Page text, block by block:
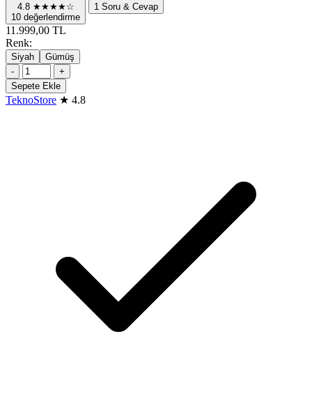
4.8 ★★★★☆
10 değerlendirme
1 Soru & Cevap
11.999,00 TL
Renk:
Siyah
Gümüş
-
+
Sepete Ekle
TeknoStore ★ 4.8